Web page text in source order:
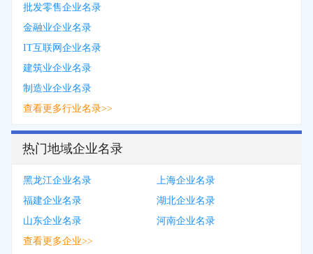
批发零售企业名录
金融业企业名录
IT互联网企业名录
建筑业企业名录
制造业企业名录
查看更多行业名录>>
热门地域企业名录
黑龙江企业名录
上海企业名录
福建企业名录
湖北企业名录
山东企业名录
河南企业名录
查看更多企业>>